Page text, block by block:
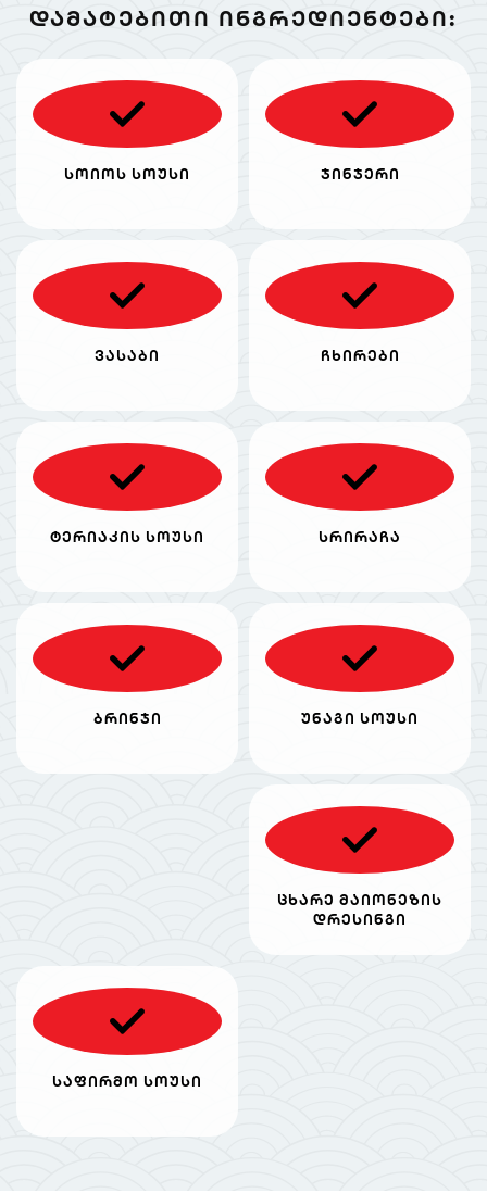
ᲓᲐᲛᲐᲢᲔᲑᲘᲗᲘ ᲘᲜᲒᲠᲔᲓᲘᲔᲜᲢᲔᲑᲘ:
სოიოს სოუსი ჯინჯერი
ვასაბი ჩხირები
ტერიაკის სოუსი სრირაჩა
ბრინჯი უნაგი სოუსი
ცხარე მაიონეზის
დრესინგი
საფირმო სოუსი